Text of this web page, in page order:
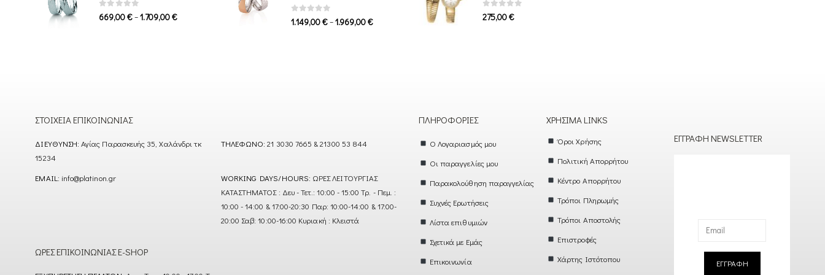
0 out of 5
669,00€ – 1.709,00€Price
0 out of 5
1.149,00€ – 1.969,00€Price
0out of 5
275,00€
ΣΤΟΙΧΕΊΑ ΕΠΙΚΟΙΝΩΝΊΑΣ
ΔΙΕΎΘΥΝΣΗ: Αγίας Παρασκευής 35, Χαλάνδρι τκ
15234
ΤΗΛΈΦΩΝΟ: 21 3030 7665 & 21300 53 844
EMAIL: info@platinon.gr WORKING DAYS/HOURS: ΩΡΕΣ ΛΕΙΤΟΥΡΓΙΑΣ
ΚΑΤΑΣΤΗΜΑΤΟΣ : Δευ - Τετ.: 10:00 - 15:00 Τρ. - Πεμ. :
10:00 - 14:00 & 17:00-20:30 Παρ: 10:00-14:00 & 17:00-
20:00 Σαβ: 10:00-16:00 Κυριακή : Κλειστά
ΏΡΕΣ ΕΠΙΚΟΙΝΩΝΊΑΣ E-SHOP
ΠΛΗΡΟΦΟΡΊΕΣ
Ο Λογαριασμός μου
Οι παραγγελίες μου
Παρακολούθηση παραγγελίας
Συχνές Ερωτήσεις
Λίστα επιθυμιών
Σχετικά με Εμάς
Επικοινωνία
ΧΡΉΣΙΜΑ LINKS
Όροι Χρήσης
Πολιτική Απορρήτου
Κέντρο Απορρήτου
Τρόποι Πληρωμής
Τρόποι Αποστολής
Επιστροφές
Χάρτης Ιστότοπου
ΕΓΓΡΑΦΉ NEWSLETTER
ΕΓΓΡΑΦΗ